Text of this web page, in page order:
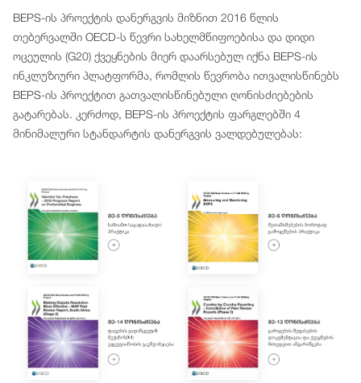
BEPS-ის პროექტის დანერგვის მიზნით 2016 წლის
თებერვალში OECD-ს წევრი სახელმწიფოებისა და დიდი
ოცეულის (G20) ქვეყნების მიერ დაარსებულ იქნა BEPS-ის
ინკლუზიური პლატფორმა, რომლის წევრობა ითვალისწინებს
BEPS-ის პროექტით გათვალისწინებული ღონისძიებების
გატარებას. კერძოდ, BEPS-ის პროექტის ფარგლებში 4
მინიმალური სტანდარტის დანერგვის ვალდებულებას: